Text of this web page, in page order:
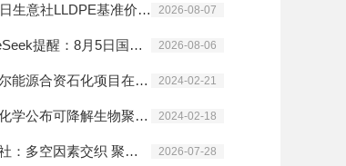
8月7日生意社LLDPE基准价为8158.34元/吨 2026-08-07
PriceSeek提醒：8月5日国内聚乙烯样本库存环比上涨 2026-08-06
卡塔尔能源合资石化项目在拉斯拉凡投建 2024-02-21
三菱化学公布可降解生物聚酯树脂新材料 2024-02-18
生意社：多空因素交织 聚乙烯高位震荡 2026-07-28